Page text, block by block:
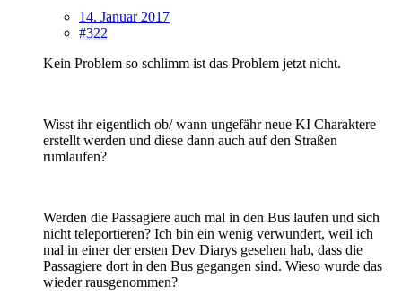
14. Januar 2017
#322
Kein Problem so schlimm ist das Problem jetzt nicht.
Wisst ihr eigentlich ob/ wann ungefähr neue KI Charaktere
erstellt werden und diese dann auch auf den Straßen
rumlaufen?
Werden die Passagiere auch mal in den Bus laufen und sich
nicht teleportieren? Ich bin ein wenig verwundert, weil ich
mal in einer der ersten Dev Diarys gesehen hab, dass die
Passagiere dort in den Bus gegangen sind. Wieso wurde das
wieder rausgenommen?